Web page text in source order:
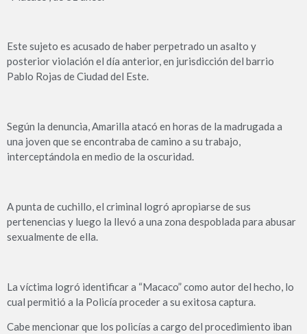
Este sujeto es acusado de haber perpetrado un asalto y
posterior violación el día anterior, en jurisdicción del barrio
Pablo Rojas de Ciudad del Este.
Según la denuncia, Amarilla atacó en horas de la madrugada a
una joven que se encontraba de camino a su trabajo,
interceptándola en medio de la oscuridad.
A punta de cuchillo, el criminal logró apropiarse de sus
pertenencias y luego la llevó a una zona despoblada para abusar
sexualmente de ella.
La víctima logró identificar a “Macaco” como autor del hecho, lo
cual permitió a la Policía proceder a su exitosa captura.
Cabe mencionar que los policías a cargo del procedimiento iban